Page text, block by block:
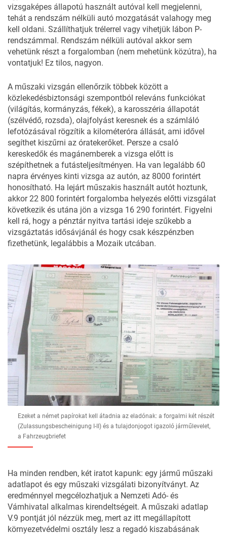
vizsgaképes állapotú használt autóval kell megjelenni,
tehát a rendszám nélküli autó mozgatását valahogy meg
kell oldani. Szállíthatjuk trélerrel vagy vihetjük lábon P-
rendszámmal. Rendszám nélküli autóval akkor sem
vehetünk részt a forgalomban (nem mehetünk közútra), ha
vontatjuk! Ez tilos, nagyon.
A műszaki vizsgán ellenőrzik többek között a
közlekedésbiztonsági szempontból releváns funkciókat
(világítás, kormányzás, fékek), a karosszéria állapotát
(szélvédő, rozsda), olajfolyást keresnek és a számláló
lefotózásával rögzítik a kilométeróra állását, ami idővel
segíthet kiszűrni az óratekerőket. Persze a csaló
kereskedők és magánemberek a vizsga előtt is
szépíthetnek a futásteljesítményen. Ha van legalább 60
napra érvényes kinti vizsga az autón, az 8000 forintért
honosítható. Ha lejárt műszakis használt autót hoztunk,
akkor 22 800 forintért forgalomba helyezés előtti vizsgálat
következik és utána jön a vizsga 16 290 forintért. Figyelni
kell rá, hogy a pénztár nyitva tartási ideje szűkebb a
vizsgáztatás idősávjánál és hogy csak készpénzben
fizethetünk, legalábbis a Mozaik utcában.
Ezeket a német papírokat kell átadnia az eladónak: a forgalmi két részét
(Zulassungsbescheinigung I-II) és a tulajdonjogot igazoló járműlevelet,
a Fahrzeugbriefet
Ha minden rendben, két iratot kapunk: egy jármű műszaki
adatlapot és egy műszaki vizsgálati bizonyítványt. Az
eredménnyel megcélozhatjuk a Nemzeti Adó- és
Vámhivatal alkalmas kirendeltségeit. A műszaki adatlap
V.9 pontját jól nézzük meg, mert az itt megállapított
környezetvédelmi osztály lesz a regadó kiszabásának